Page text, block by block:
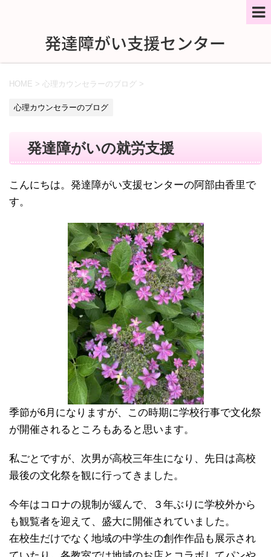
HOME > 心理カウンセラーのブログ >
心理カウンセラーのブログ
発達障がいの就労支援
こんにちは。発達障がい支援センターの阿部由香里で
す。
季節が6月になりますが、この時期に学校行事で文化祭
が開催されるところもあると思います。
私ごとですが、次男が高校三年生になり、先日は高校
最後の文化祭を観に行ってきました。
今年はコロナの規制が緩んで、３年ぶりに学校外から
も観覧者を迎えて、盛大に開催されていました。
在校生だけでなく地域の中学生の創作作品も展示され